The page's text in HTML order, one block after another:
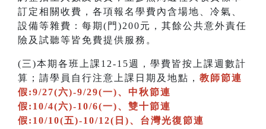
訂定相關收費，各項報名學費內含場地、冷氣、
設備等雜費：每期(門)200元，其餘公共意外責任
險及試聽等皆免費提供服務。
(三)本期各班上課12-15週，學費皆按上課週數計
算；請學員自行注意上課日期及地點， 教師節連
假:9/27(六)-9/29(一)、中秋節連
假:10/4(六)-10/6(一)、雙十節連
假:10/10(五)-10/12(日)、台灣光復節連